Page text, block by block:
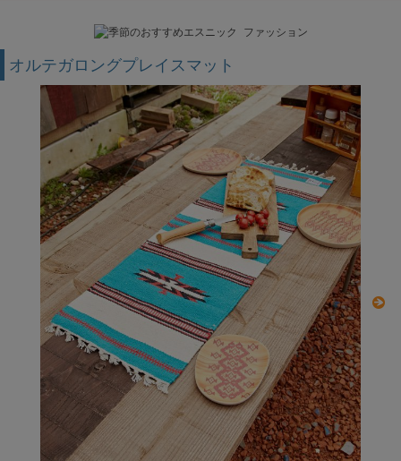
オルテガロングプレイスマット